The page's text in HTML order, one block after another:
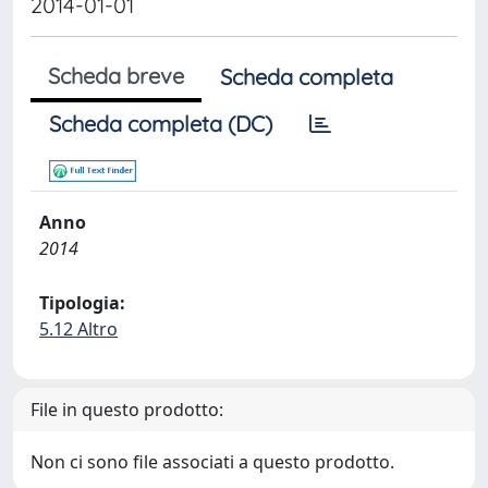
Scheda breve
Scheda completa
Scheda completa (DC)
Anno
2014
Tipologia:
5.12 Altro
File in questo prodotto:
Non ci sono file associati a questo prodotto.